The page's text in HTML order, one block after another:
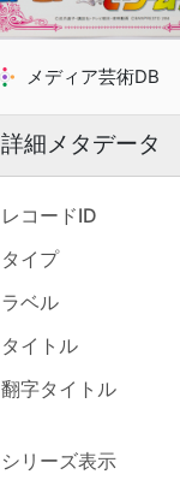
メディア芸術DB
詳細メタデータ
レコードID
タイプ
ラベル
タイトル
翻字タイトル
シリーズ表示